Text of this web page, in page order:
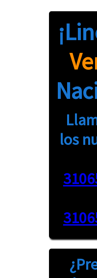
los